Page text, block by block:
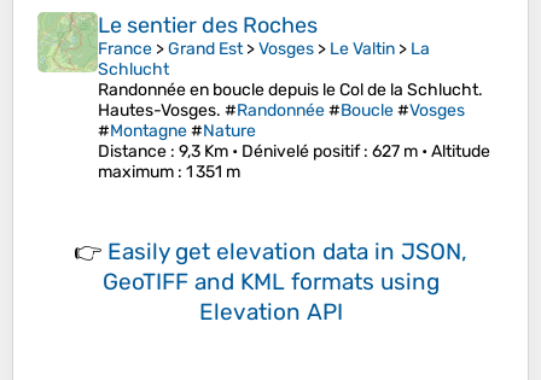
Le sentier des Roches
France >Grand Est>Vosges > Le Valtin > La
Schlucht
Randonnée en boucle depuis le Col de la Schlucht.
Hautes-Vosges. #Randonnée#Boucle#Vosges
#Montagne#Nature
Distance : 9,3 Km • Dénivelé positif: 627 m •Altitude
maximum : 1 351 m
👉 Easily get elevation data in JSON,
GeoTIFF and KML formats using
Elevation API